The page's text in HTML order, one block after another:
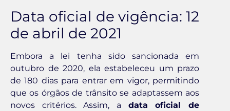
Data oficial de vigência: 12
de abril de 2021
Embora a lei tenha sido sancionada em
outubro de 2020, ela estabeleceu um prazo
de 180 dias para entrar em vigor, permitindo
que os órgãos de trânsito se adaptassem aos
novos critérios. Assim, a data oficial de